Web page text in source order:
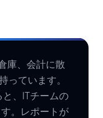
庫、会計に散
っています。
、ITチームの
。レポートが